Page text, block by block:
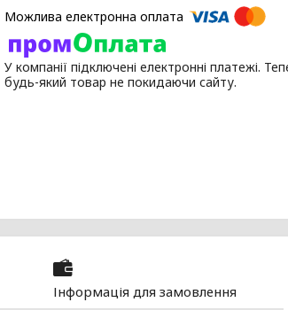
У компанії підключені електронні платежі.
будь-який товар не покидаючи сайту.
Інформація для замовлення